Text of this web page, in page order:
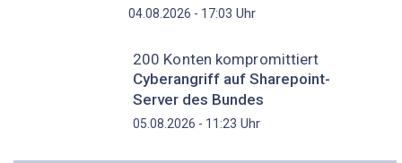
04.08.2026 - 17:03 Uhr
200 Konten kompromittiert
Cyberangriff auf Sharepoint-
Server des Bundes
05.08.2026 - 11:23 Uhr